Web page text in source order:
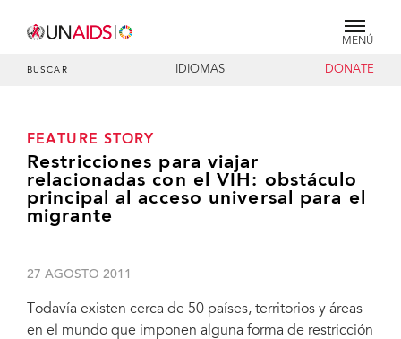
MENÚ
BUSCAR IDIOMAS DONATE
FEATURE STORY
Restricciones para viajar
relacionadas con el VIH: obstáculo
principal al acceso universal para el
migrante
27 AGOSTO 2011
Todavía existen cerca de 50 países, territorios y áreas
en el mundo que imponen alguna forma de restricción